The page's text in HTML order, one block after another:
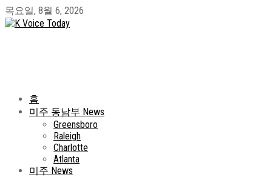
목요일, 8월 6, 2026
홈
미주 동남부 News
Greensboro
Raleigh
Charlotte
Atlanta
미주 News